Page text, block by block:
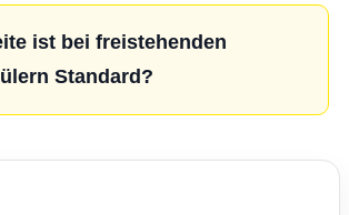
ist bei freistehenden
Standard?